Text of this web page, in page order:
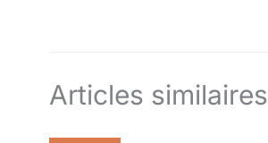
Articles similaires